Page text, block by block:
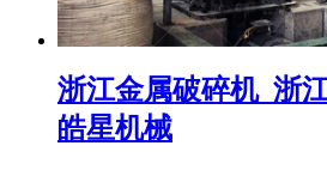
浙江金属破碎机_浙
皓星机械